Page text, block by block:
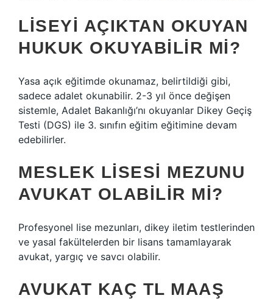
LISEYI AÇIKTAN OKUYAN
HUKUK OKUYABILIR MI?
Yasa açık eğitimde okunamaz, belirtildiği gibi,
sadece adalet okunabilir. 2-3 yıl önce değişen
sistemle, Adalet Bakanlığı’nı okuyanlar Dikey Geçiş
Testi (DGS) ile 3. sınıfın eğitim eğitimine devam
edebilirler.
MESLEK LISESI MEZUNU
AVUKAT OLABILIR MI?
Profesyonel lise mezunları, dikey iletim testlerinden
ve yasal fakültelerden bir lisans tamamlayarak
avukat, yargıç ve savcı olabilir.
AVUKAT KAÇ TL MAAŞ